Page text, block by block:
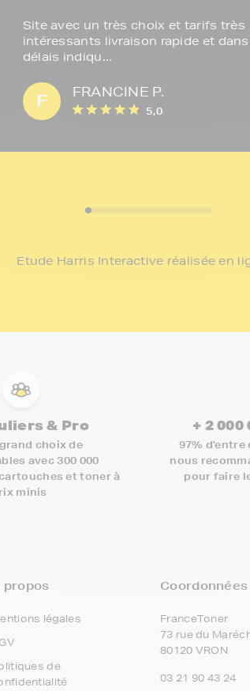
Site avec un très choix et tarifs très
intéressants livraison rapide et
délais indiqu...
F FRANCINE P.
5,0
Etude Harris Interactive réalisée en
& Pro
choix de
avec 300 000
et toner à
minis
+ 2
97%
nous
pour faire
propos
légales
de
Coordonnées
FranceToner
73 rue du
80120 VRON
03 21 90 43 24